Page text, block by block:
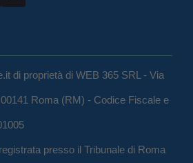
di proprietà di WEB 365 SRL - Via
Roma (RM) - Codice Fiscale e
presso il Tribunale di Roma